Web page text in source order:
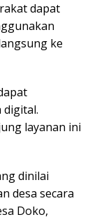
dapat
ke
digital.
layanan ini
dinilai
desa secara
Doko,